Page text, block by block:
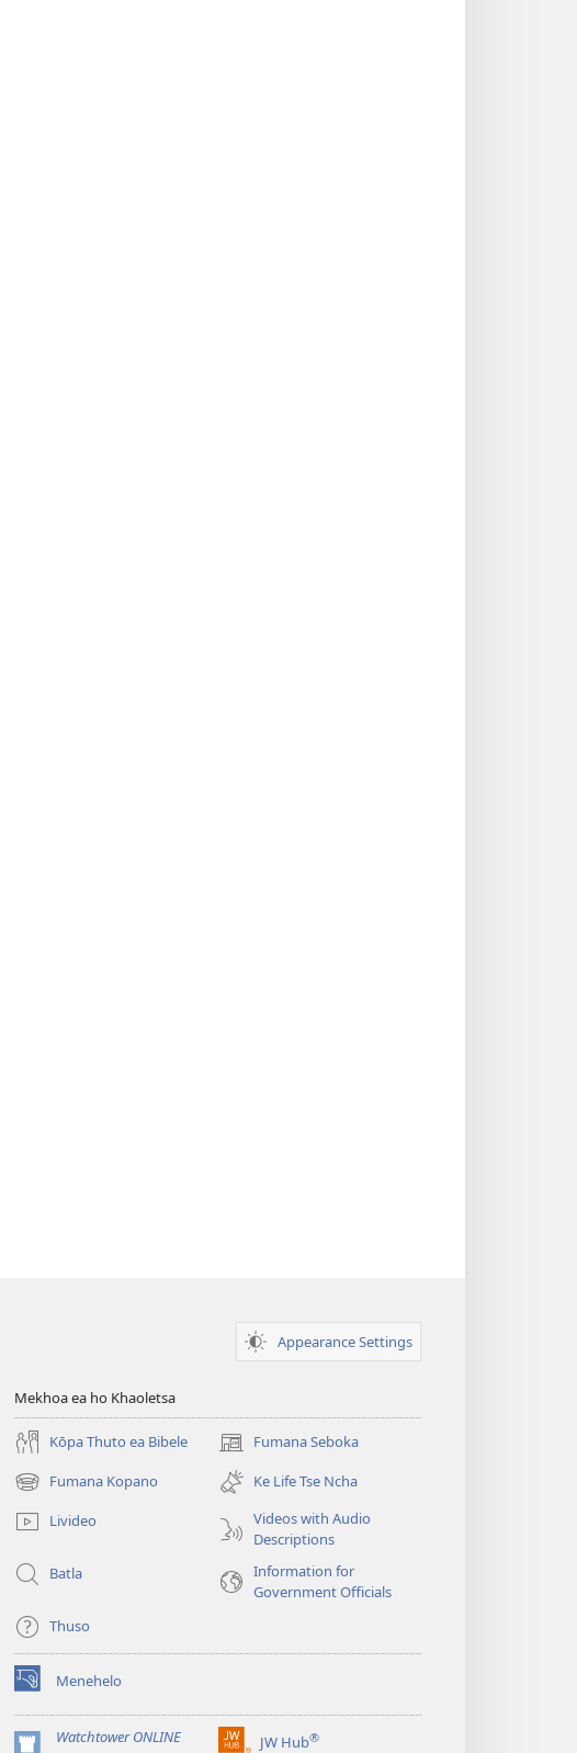
Appearance Settings
Mekhoa ea ho Khaoletsa
Kōpa Thuto ea Bibele Fumana Seboka
(opens
new
window)
Fumana Kopano
(opens
new
window)
Ke Life Tse Ncha
Livideo
Videos with Audio
Descriptions
Batla
Information for
Government Officials
Thuso
Menehelo
(opens
new
window)Watchtower ONLINE
JW Hub®